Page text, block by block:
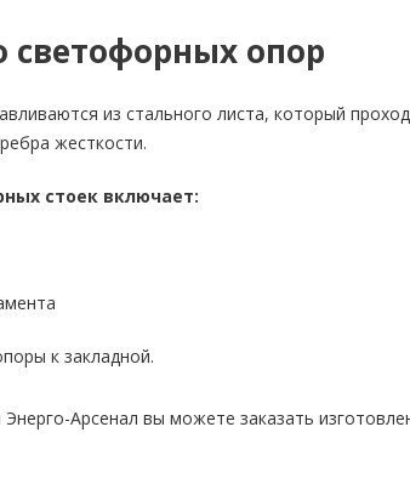
светофорных опор
из стального листа, который
жесткости.
стоек включает:
к закладной.
Арсенал вы можете заказать